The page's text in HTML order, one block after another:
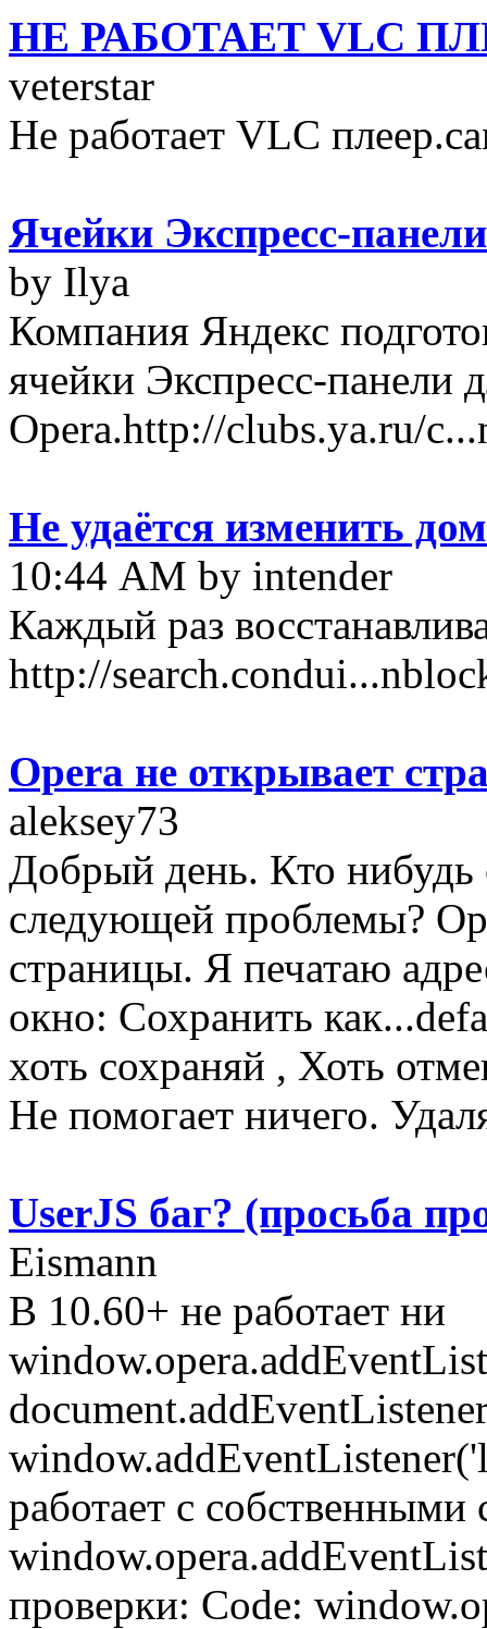
НЕ РАБОТАЕТ VLC
veterstar
Не работает VLC
Ячейки Экспресс-
by Ilya
Компания Яндекс
ячейки Экспресс-панели
Opera.http://clubs.ya.ru/
Не удаётся изменить
10:44 AM by intender
Каждый раз
http://
Opera не открывает
aleksey73
Добрый день. Кто нибудь
следующей проблемы?
страницы. Я печатаю
окно: Сохранить
хоть сохраняй , Хоть
Не помогает ничего.
UserJS баг? (просьба
Eismann
В 10.60+ не работает ни
работает с
проверки: Code: